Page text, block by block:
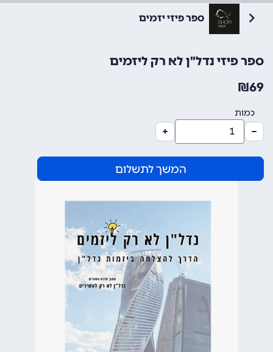
ספר פיזי יזמים
ספר פיזי נדל"ן לא רק ליזמים
69
₪
כמות
המשך לתשלום